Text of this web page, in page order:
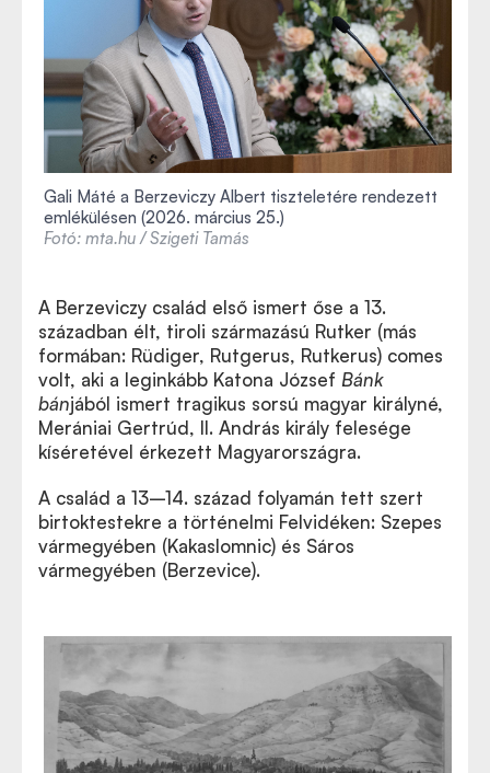
Gali Máté a Berzeviczy Albert tiszteletére rendezett
emlékülésen (2026. március 25.)
Fotó: mta.hu / Szigeti Tamás
A Berzeviczy család első ismert őse a 13.
században élt, tiroli származású Rutker (más
formában: Rüdiger, Rutgerus, Rutkerus) comes
volt, aki a leginkább Katona József Bánk
bánjából ismert tragikus sorsú magyar királyné,
Merániai Gertrúd, II. András király felesége
kíséretével érkezett Magyarországra.
A család a 13–14. század folyamán tett szert
birtoktestekre a történelmi Felvidéken: Szepes
vármegyében (Kakaslomnic) és Sáros
vármegyében (Berzevice).